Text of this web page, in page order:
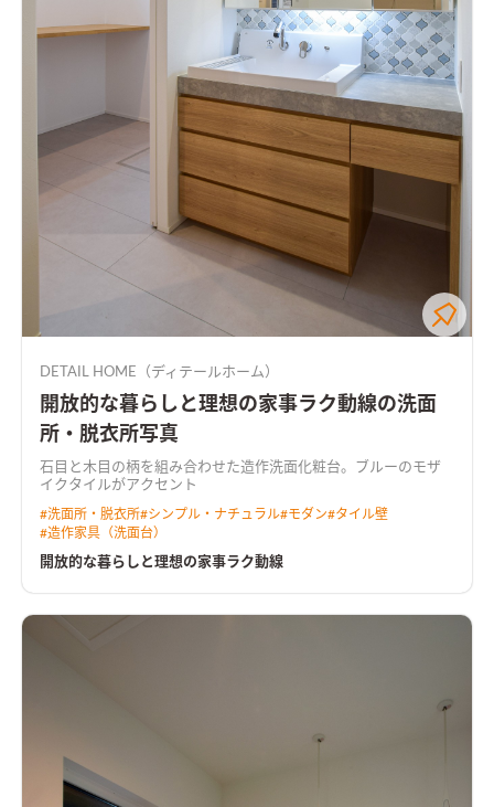
DETAIL HOME（ディテールホーム）
開放的な暮らしと理想の家事ラク動線の洗面
所・脱衣所写真
石目と木目の柄を組み合わせた造作洗面化粧台。ブルーのモザ
イクタイルがアクセント
#洗面所・脱衣所#シンプル・ナチュラル#モダン#タイル壁
#造作家具（洗面台）
開放的な暮らしと理想の家事ラク動線